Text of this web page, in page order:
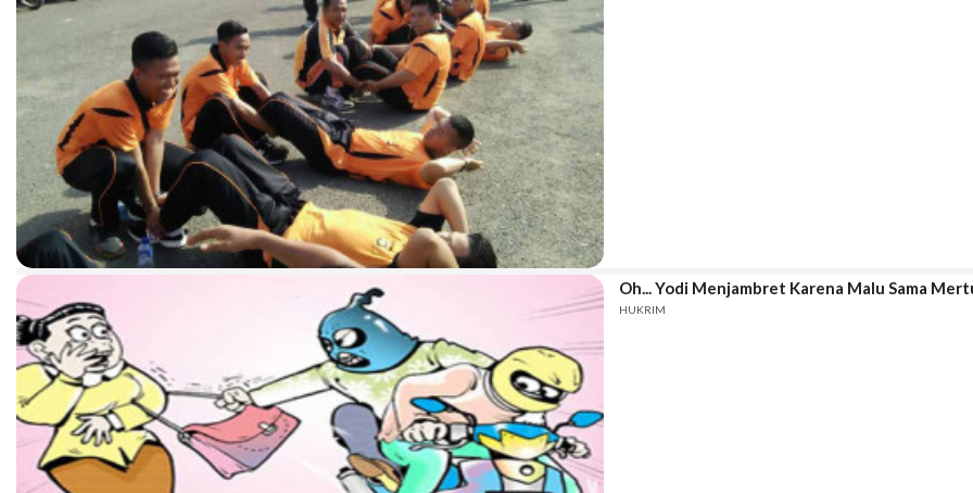
Oh... Yodi Menjambret Karena Malu Sama
HUKRIM